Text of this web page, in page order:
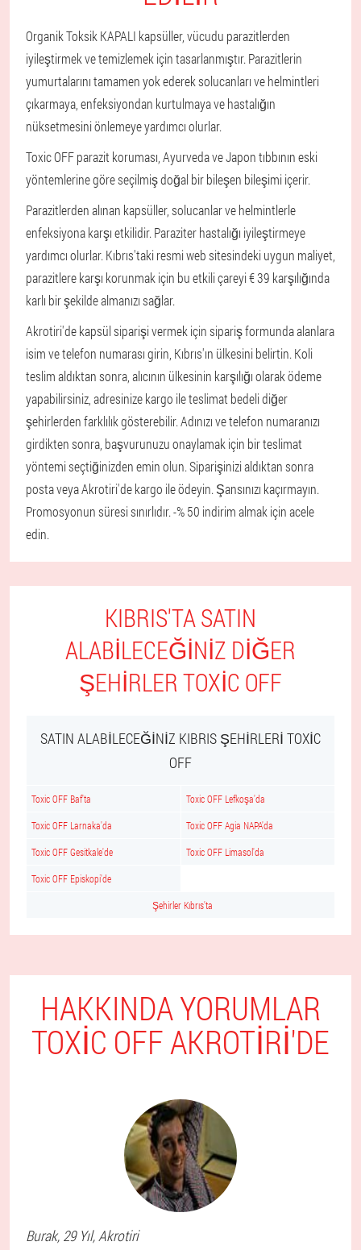
Organik Toksik KAPALI kapsüller, vücudu parazitlerden
iyileştirmek ve temizlemek için tasarlanmıştır. Parazitlerin
yumurtalarını tamamen yok ederek solucanları ve helmintleri
çıkarmaya, enfeksiyondan kurtulmaya ve hastalığın
nüksetmesini önlemeye yardımcı olurlar.
Toxic OFF parazit koruması, Ayurveda ve Japon tıbbının eski
yöntemlerine göre seçilmiş doğal bir bileşen bileşimi içerir.
Parazitlerden alınan kapsüller, solucanlar ve helmintlerle
enfeksiyona karşı etkilidir. Paraziter hastalığı iyileştirmeye
yardımcı olurlar. Kıbrıs'taki resmi web sitesindeki uygun maliyet,
parazitlere karşı korunmak için bu etkili çareyi € 39 karşılığında
karlı bir şekilde almanızı sağlar.
Akrotiri'de kapsül siparişi vermek için sipariş formunda alanlara
isim ve telefon numarası girin, Kıbrıs'ın ülkesini belirtin. Koli
teslim aldıktan sonra, alıcının ülkesinin karşılığı olarak ödeme
yapabilirsiniz, adresinize kargo ile teslimat bedeli diğer
şehirlerden farklılık gösterebilir. Adınızı ve telefon numaranızı
girdikten sonra, başvurunuzu onaylamak için bir teslimat
yöntemi seçtiğinizden emin olun. Siparişinizi aldıktan sonra
posta veya Akrotiri'de kargo ile ödeyin. Şansınızı kaçırmayın.
Promosyonun süresi sınırlıdır. -% 50 indirim almak için acele
edin.
KIBRIS'TA SATIN
ALABILECEĞINIZ DIĞER
ŞEHIRLER TOXIC OFF
SATIN ALABILECEĞINIZ KIBRIS ŞEHIRLERI TOXIC
OFF
Toxic OFF Baf'ta Toxic OFF Lefkoşa'da
Toxic OFF Larnaka'da Toxic OFF Agia NAPA'da
Toxic OFF Gesitkale'de Toxic OFF Limasol'da
Toxic OFF Episkopi'de
Şehirler Kıbrıs'ta
HAKKINDA YORUMLAR
TOXIC OFF AKROTIRI'DE
Burak, 29 Yıl,Akrotiri